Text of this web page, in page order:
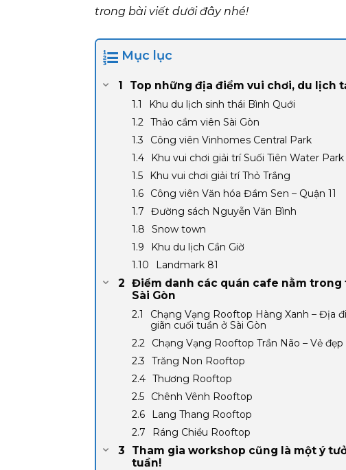
trong bài viết dưới đây nhé!
Mục lục
Top những địa điểm vui chơi, du lịch
Khu du lịch sinh thái Bình Quới
Thảo cầm viên Sài Gòn
Công viên Vinhomes Central Park
Khu vui chơi giải trí Suối Tiên Water Park
Khu vui chơi giải trí Thỏ Trắng
Công viên Văn hóa Đầm Sen – Quận 11
Đường sách Nguyễn Văn Bình
Snow town
Khu du lịch Cần Giờ
Landmark 81
Điểm danh các quán cafe nằm
Sài Gòn
Chạng Vạng Rooftop Hàng Xanh – Địa
giãn cuối tuần ở Sài Gòn
Chạng Vạng Rooftop Trần Não – Vẻ
Trăng Non Rooftop
Thương Rooftop
Chênh Vênh Rooftop
Lang Thang Rooftop
Ráng Chiều Rooftop
Tham gia workshop cũng là một ý
tuần!